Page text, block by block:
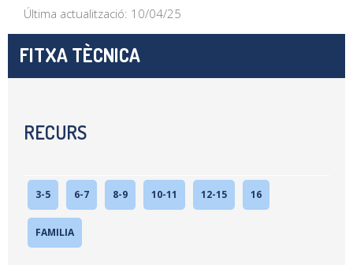
Última actualització: 10/04/25
FITXA TÈCNICA
RECURS
3-5 6-7 8-9 10-11 12-15 16
FAMILIA